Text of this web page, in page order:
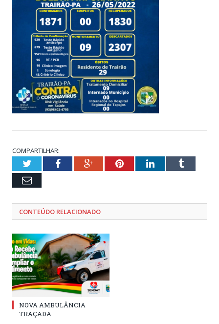
COMPARTILHAR:
TwitterFacebookGoogle+PinterestLinkedInTumblr
Email
CONTEÚDO RELACIONADO
NOVA AMBULÂNCIA
TRAÇADA